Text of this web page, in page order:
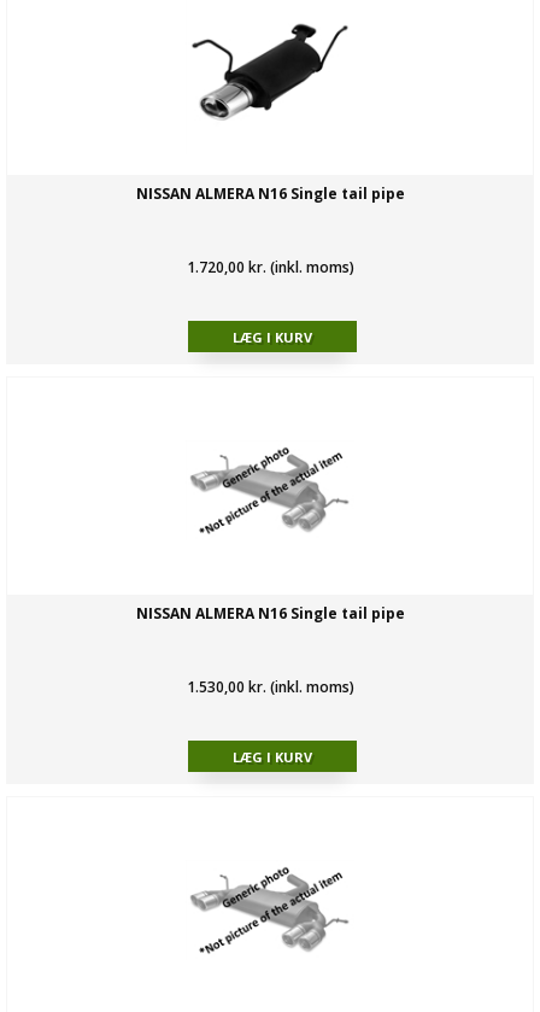
NISSAN ALMERA N16 Single tail pipe
1.720,00 kr. (inkl. moms)
NISSAN ALMERA N16 Single tail pipe
1.530,00 kr. (inkl. moms)